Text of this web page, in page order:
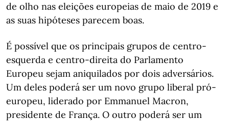
de olho nas eleições europeias de maio de 2019 e
as suas hipóteses parecem boas.
É possível que os principais grupos de centro-
esquerda e centro-direita do Parlamento
Europeu sejam aniquilados por dois adversários.
Um deles poderá ser um novo grupo liberal pró-
europeu, liderado por Emmanuel Macron,
presidente de França. O outro poderá ser um